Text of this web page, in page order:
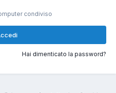
condiviso
Hai dimenticato la password?